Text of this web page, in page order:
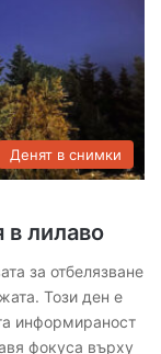
Денят в снимки
лилаво
за отбелязване
Този ден е
информираност
фокуса върху